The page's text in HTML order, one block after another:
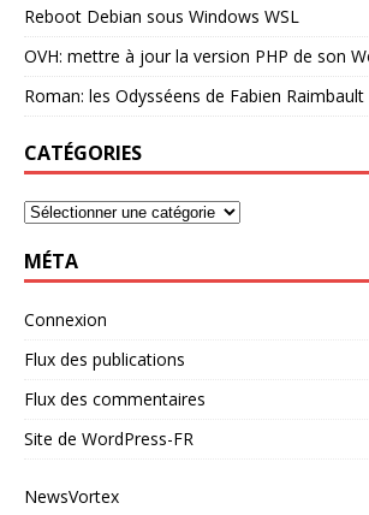
Reboot Debian sous Windows WSL
OVH: mettre à jour la version PHP de son
Roman: les Odysséens de Fabien Raimbault
CATÉGORIES
MÉTA
Connexion
Flux des publications
Flux des commentaires
Site de WordPress-FR
NewsVortex